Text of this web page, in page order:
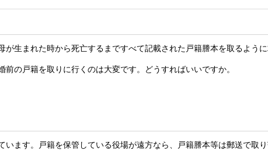
が生まれた時から死亡するまですべて記載された戸籍謄本を取るよう
前の戸籍を取りに行くのは大変です。どうすればいいですか。
います。戸籍を保管している役場が遠方なら、戸籍謄本等は郵送で取